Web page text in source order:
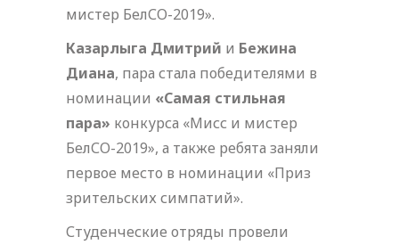
мистер БелСО-2019».
Казарлыга Дмитрий и Бежина
Диана, пара стала победителями в
номинации «Самая стильная
пара» конкурса «Мисс и мистер
БелСО-2019», а также ребята заняли
первое место в номинации «Приз
зрительских симпатий».
Студенческие отряды провели